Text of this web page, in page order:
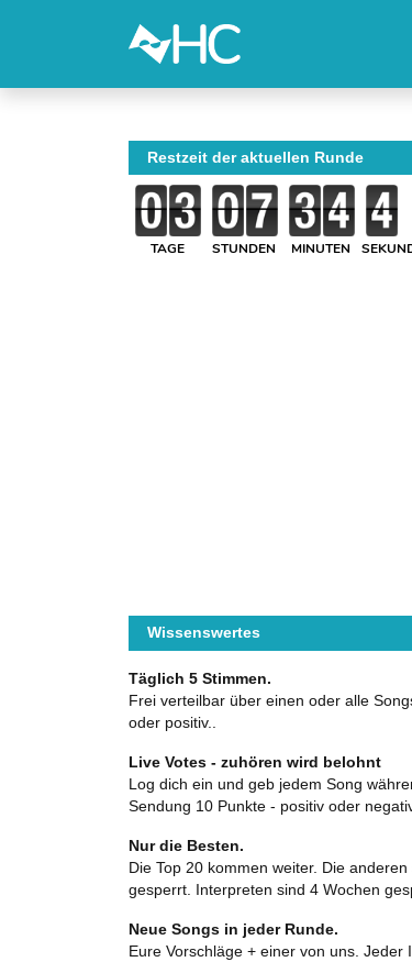
Restzeit der aktuellen Runde
TAGE STUNDEN MINUTEN
Wissenswertes
Täglich 5 Stimmen.
Frei verteilbar über einen oder alle
oder positiv..
Live Votes - zuhören wird belohnt
Log dich ein und geb jedem Song
Sendung 10 Punkte - positiv oder
Nur die Besten.
Die Top 20 kommen weiter. Die
gesperrt. Interpreten sind 4 Wochen
Neue Songs in jeder Runde.
Eure Vorschläge + einer von uns. Jeder